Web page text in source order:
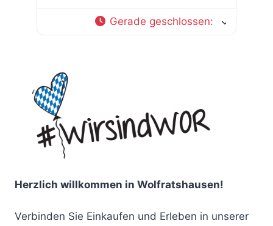
Gerade geschlossen:
Herzlich willkommen in Wolfratshausen!
Verbinden Sie Einkaufen und Erleben in unserer